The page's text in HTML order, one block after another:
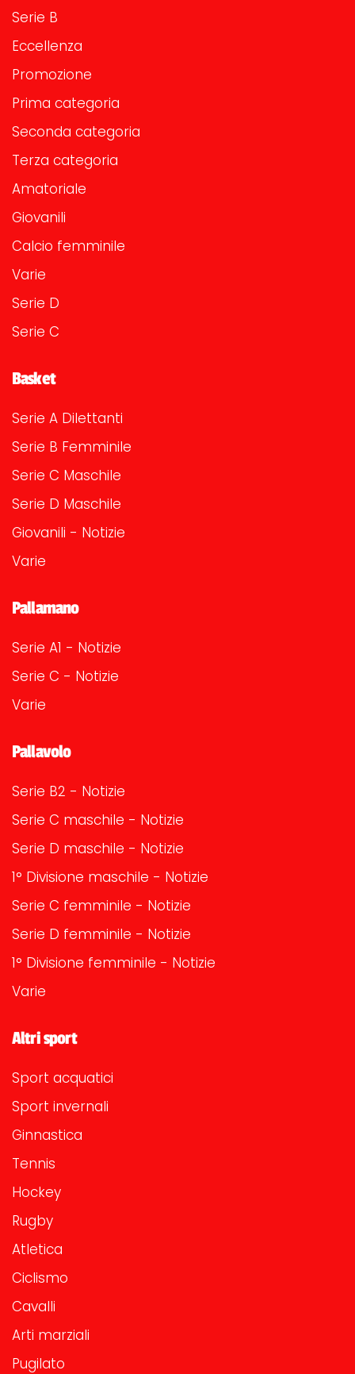
Serie B
Eccellenza
Promozione
Prima categoria
Seconda categoria
Terza categoria
Amatoriale
Giovanili
Calcio femminile
Varie
Serie D
Serie C
Basket
Serie A Dilettanti
Serie B Femminile
Serie C Maschile
Serie D Maschile
Giovanili - Notizie
Varie
Pallamano
Serie A1 - Notizie
Serie C - Notizie
Varie
Pallavolo
Serie B2 - Notizie
Serie C maschile - Notizie
Serie D maschile - Notizie
1° Divisione maschile - Notizie
Serie C femminile - Notizie
Serie D femminile - Notizie
1° Divisione femminile - Notizie
Varie
Altri sport
Sport acquatici
Sport invernali
Ginnastica
Tennis
Hockey
Rugby
Atletica
Ciclismo
Cavalli
Arti marziali
Pugilato